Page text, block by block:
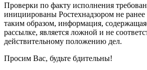
Проверки по факту исполнения
инициированы Ростехнадзором не ранее
таким образом, информация,
рассылке, является ложной и не
действительному положению дел.
Просим Вас, будьте бдительны!